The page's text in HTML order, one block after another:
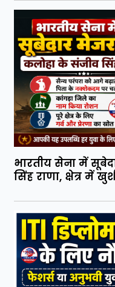
भारतीय सेना में
सिंह राणा, क्षेत्र में